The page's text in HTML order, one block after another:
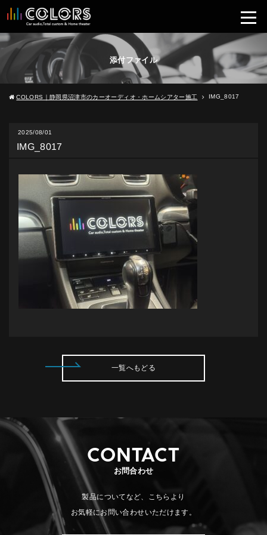
添付ファイル
COLORS｜静岡県沼津市のカーオーディオ・ホームシアター施工 IMG_8017
2025/08/01
IMG_8017
一覧へもどる
CONTACT
お問合わせ
製品についてなど、こちらより
お気軽にお問い合わせいただけます。